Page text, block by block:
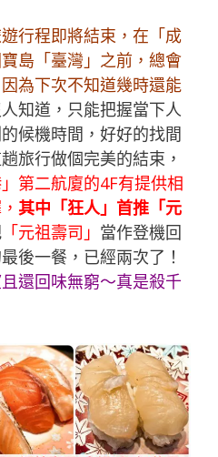
行程即將結束，在「成
島「臺灣」之前，總會
為下次不知道幾時還能
知道，只能把握當下人
候機時間，好好的找間
旅行做個完美的結束，
」第二航廈的4F有提供相
其中「狂人」首推「元
「元祖壽司」 當作登機回
後一餐，已經兩次了！
且還回味無窮～真是殺千